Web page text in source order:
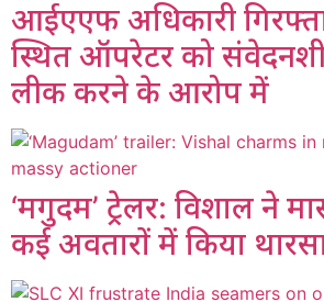
आईएएफ अधिकारी
स्थित ऑपरेटर को
लीक करने के आरोप में
‘मगुदम’ ट्रेलर: विशाल ने
कई अवतारों में किया